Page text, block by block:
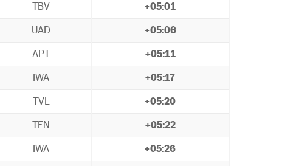
TBV +05:01
UAD +05:06
APT +05:11
IWA +05:17
TVL +05:20
TEN +05:22
IWA +05:26